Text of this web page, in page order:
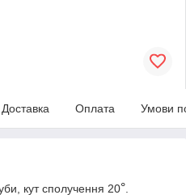
Доставка Оплата Умови
кут сполучення 20°